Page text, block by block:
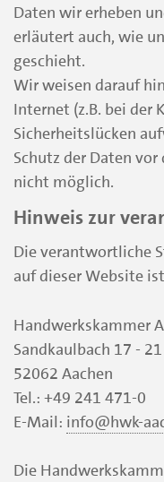
Daten wir erheben
erläutert auch, wie
geschieht.
Wir weisen darauf
Internet (z.B. bei der
Sicherheitslücken
Schutz der Daten
nicht möglich.
Hinweis zur
Die verantwortliche
auf dieser Website
Handwerkskammer
Sandkaulbach 17 - 21
52062 Aachen
Tel.: +49 241 471-0
E-Mail: info@hwk-
Die